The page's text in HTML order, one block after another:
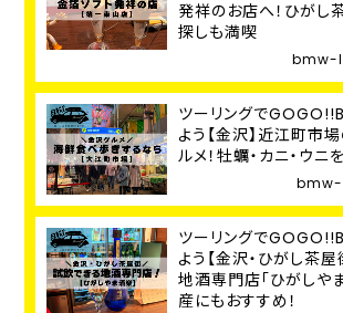
発祥のお店へ！ひがし
探しも満喫
bmw-
ツーリングで
よう【金沢】近江町市
ルメ！牡蠣・カニ・ウニ
bmw-
ツーリングで
よう【金沢・ひがし茶
地酒専門店「ひがしや
産にもおすすめ！